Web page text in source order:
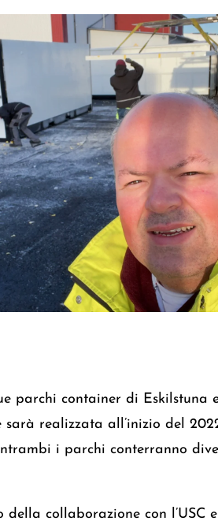
parchi container di Eskilstuna
sarà realizzata all’inizio del
i parchi conterranno
della collaborazione con l’USC